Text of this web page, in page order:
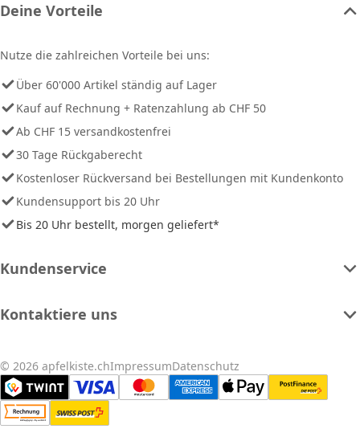
Deine Vorteile
Nutze die zahlreichen Vorteile bei uns:
Über 60'000 Artikel ständig auf Lager
Kauf auf Rechnung + Ratenzahlung ab CHF 50
Ab CHF 15 versandkostenfrei
30 Tage Rückgaberecht
Kostenloser Rückversand bei Bestellungen mit Kundenkonto
Kundensupport bis 20 Uhr
Bis 20 Uhr bestellt, morgen geliefert*
Kundenservice
Kontaktiere uns
© 2026 apfelkiste.chImpressumDatenschutz